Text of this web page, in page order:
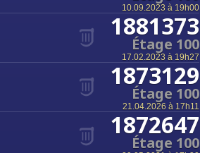
10.09.2023 à 19h00
1881373
Étage 100
17.02.2023 à 19h27
1873129
Étage 100
21.04.2026 à 17h11
1872647
Étage 100